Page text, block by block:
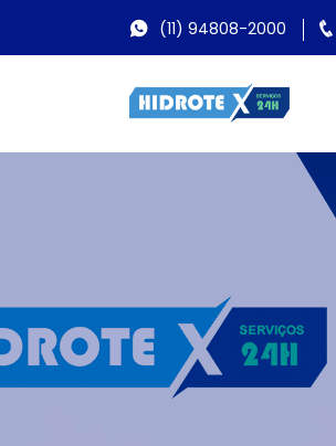
(11) 94808-2000